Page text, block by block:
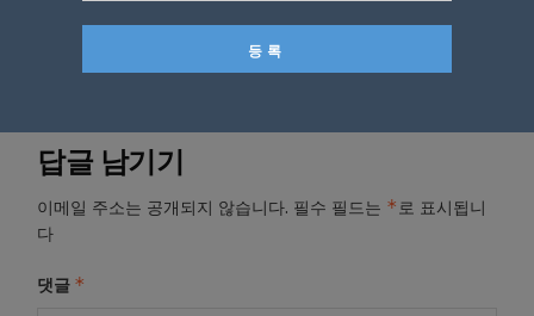
답글 남기기
이메일 주소는 공개되지 않습니다. 필수 필드는 *로 표시됩니
다
댓글 *